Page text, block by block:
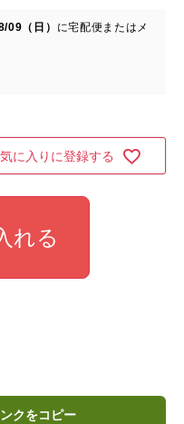
09（日） に宅配便またはメ
に入りに登録する
れる
クをコピー